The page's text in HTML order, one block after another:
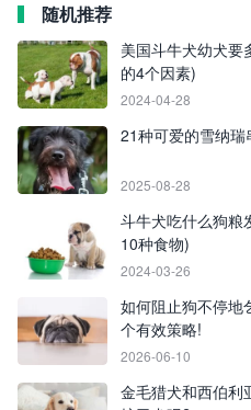
随机推荐
美国斗牛犬幼犬要
的4个因素)
2024-04-28
21种可爱的雪纳
2025-08-28
斗牛犬吃什么狗粮
10种食物)
2024-03-26
如何阻止狗不停地
个有效策略!
2026-06-10
金毛猎犬和西伯利